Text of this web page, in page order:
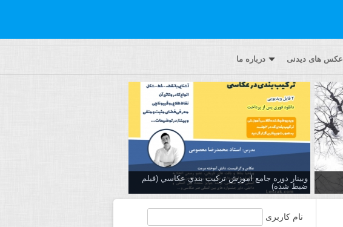
عکس های دیدنی درباره ما
وبینار دوره جامع آموزش تركيب بندي عكاسي (فیلم
ضبط شده)
نام کاربری